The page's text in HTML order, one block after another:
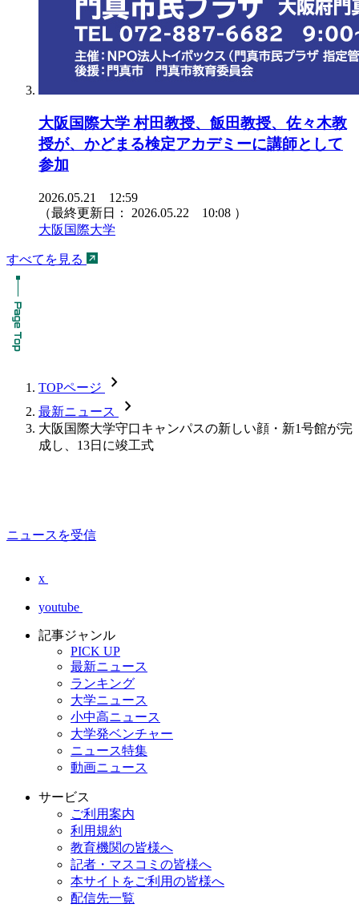
大阪国際大学 村田教授、飯田教授、佐々木教
授が、かどまる検定アカデミーに講師として
参加
2026.05.21 12:59
（最終更新日： 2026.05.22 10:08 ）
大阪国際大学
すべてを見る
TOPページ chevron_forward
最新ニュース chevron_forward
大阪国際大学守口キャンパスの新しい顔・新1号館が完
成し、13日に竣工式
ニュースを受信
x
youtube
記事ジャンル
PICK UP
最新ニュース
ランキング
大学ニュース
小中高ニュース
大学発ベンチャー
ニュース特集
動画ニュース
サービス
ご利用案内
利用規約
教育機関の皆様へ
記者・マスコミの皆様へ
本サイトをご利用の皆様へ
配信先一覧